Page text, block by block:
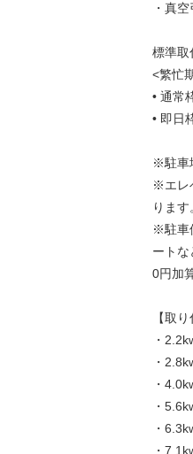
・真
標準
<繁忙
• 通常
• 即日
※駐車
※エレ
りま
※駐車
ート
0円加
【取
・
・
・
・
・
・